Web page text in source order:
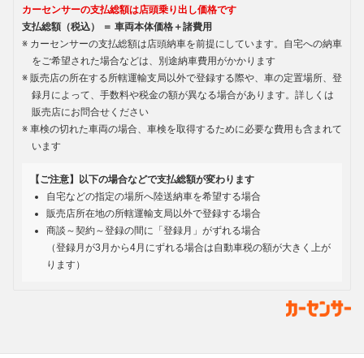
カーセンサーの支払総額は店頭乗り出し価格です
支払総額（税込） ＝ 車両本体価格＋諸費用
カーセンサーの支払総額は店頭納車を前提にしています。自宅への納車
をご希望された場合などは、別途納車費用がかかります
販売店の所在する所轄運輸支局以外で登録する際や、車の定置場所、登
録月によって、手数料や税金の額が異なる場合があります。詳しくは
販売店にお問合せください
車検の切れた車両の場合、車検を取得するために必要な費用も含まれて
います
【ご注意】以下の場合などで支払総額が変わります
自宅などの指定の場所へ陸送納車を希望する場合
販売店所在地の所轄運輸支局以外で登録する場合
商談～契約～登録の間に「登録月」がずれる場合
（登録月が3月から4月にずれる場合は自動車税の額が大きく上が
ります）